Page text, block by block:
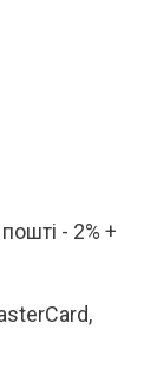
- 2% +